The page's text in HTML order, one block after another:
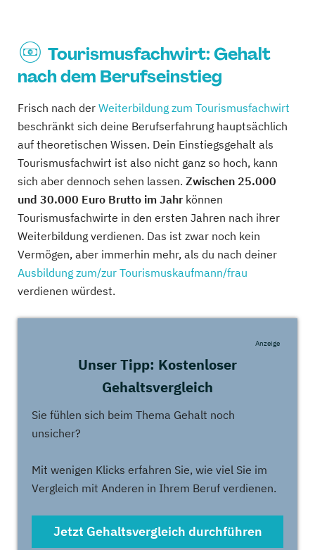
Tourismusfachwirt: Gehalt
nach dem Berufseinstieg
Frisch nach der Weiterbildung zum Tourismusfachwirt
beschränkt sich deine Berufserfahrung hauptsächlich
auf theoretischen Wissen. Dein Einstiegsgehalt als
Tourismusfachwirt ist also nicht ganz so hoch, kann
sich aber dennoch sehen lassen. Zwischen 25.000
und 30.000 Euro Brutto im Jahr können
Tourismusfachwirte in den ersten Jahren nach ihrer
Weiterbildung verdienen. Das ist zwar noch kein
Vermögen, aber immerhin mehr, als du nach deiner
Ausbildung zum/zur Tourismuskaufmann/frau
verdienen würdest.
Unser Tipp: Kostenloser
Gehaltsvergleich
Anzeige
Sie fühlen sich beim Thema Gehalt noch
unsicher?
Mit wenigen Klicks erfahren Sie, wie viel Sie im
Vergleich mit Anderen in Ihrem Beruf verdienen.
Jetzt Gehaltsvergleich durchführen